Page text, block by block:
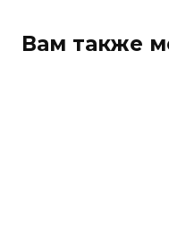
Вам также